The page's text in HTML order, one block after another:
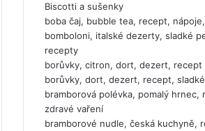
Biscotti a sušenky
boba čaj, bubble tea, recept,
bomboloni, italské dezerty, sladké
recepty
borůvky, citron, dort, dezert, recept
borůvky, dort, dezert, recept, sladké
bramborová polévka, pomalý hrnec,
zdravé vaření
bramborové nudle, česká kuchyně,